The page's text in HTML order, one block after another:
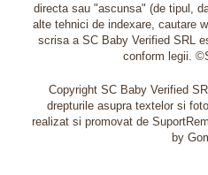
directa sau "ascunsa" (de tipul,
alte tehnici de indexare, cautare
scrisa a SC Baby Verified SRL
conform legii.
Copyright SC Baby Verified
drepturile asupra textelor si
realizat si promovat de
by